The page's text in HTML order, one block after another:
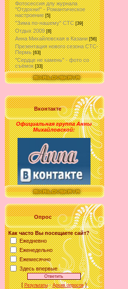
Фотосессия длу журнала
"Отдохни!" - Романтическое
настроение [5]
"Зима по-нашему" СТС [39]
Отдых 2009 [8]
Анна Михайловская в Казани [56]
Презентация нового сезона СТС-
Пермь [63]
"Сердце не камень" - фото со
съёмок [33]
Вконтакте
Официальная группа Анны
Михайловской:
Опрос
Как часто Вы посещаете сайт?
Ежедневно
Еженедельно
Ежемесячно
Здесь впервые
[Результаты·Архив опросов]